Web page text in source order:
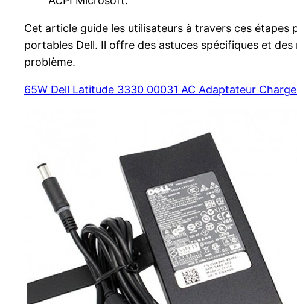
Cet article guide les utilisateurs à travers ces
portables Dell. Il offre des astuces spécifiques et
problème.
65W Dell Latitude 3330 00031 AC Adaptateur